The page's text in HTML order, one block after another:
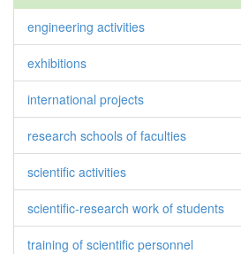
engineering activities
exhibitions
international projects
research schools of faculties
scientific activities
scientific-research work of students
training of scientific personnel